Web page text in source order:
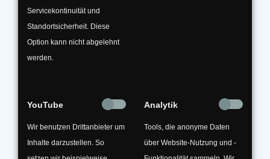
Wir entfernen zunächst alle Flüssigkeiten wie
Öle oder Bremsflüssigkeiten und entsorgen
sie fachgerecht als Sonderabfälle. Danach
nach entsprechender Wiederaufbereitung
zurück in den Wertstoffkreislauf.
Behalten Sie noch ein Stück mehr Freude am
Servicekontinuität und
Standortsicherheit. Diese
Option kann nicht abgelehnt
werden.
YouTube
Wir benutzen Drittanbieter um
Inhalte darzustellen. So
Analytik
Tools, die anonyme Daten
über Website-Nutzung und -